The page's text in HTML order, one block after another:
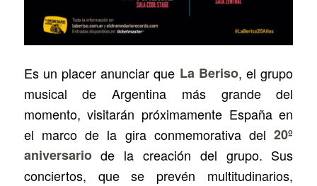
Es un placer anunciar que La Beriso, el grupo
musical de Argentina más grande del
momento, visitarán próximamente España en
el marco de la gira conmemorativa del20º
aniversariode la creación del grupo. Sus
conciertos, que se prevén multitudinarios,